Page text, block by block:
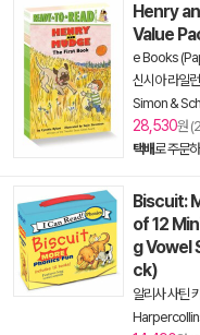
Henry
Value
e Books
신시아 라일
Simon &
28,530원
택배로 주문
Biscuit:
of 12
g Vowel
ck)
알리사 사틴